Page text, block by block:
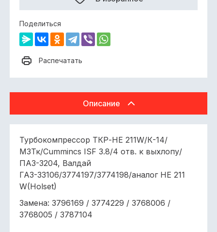
Поделиться
Распечатать
Описание
Турбокомпрессор ТКР-HE 211W/К-14/
МЗТк/Cummincs ISF 3.8/4 отв. к выхлопу/
ПАЗ-3204, Валдай
ГАЗ-33106/3774197/3774198/аналог HE 211
W(Holset)
Замена: 3796169 / 3774229 / 3768006 /
3768005 / 3787104